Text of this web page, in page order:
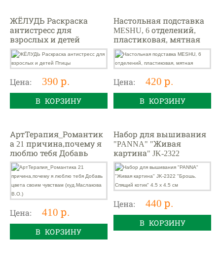
ЖЁЛУДЬ Раскраска
антистресс для
взрослых и детей
Птицы
Цена: 390 р.
В КОРЗИНУ
Настольная подставка
MESHU, 6 отделений,
пластиковая, мятная
Цена: 420 р.
В КОРЗИНУ
АртТерапия_Романтик
а 21 причина,почему я
люблю тебя Добавь
цвета своим чувствам
(худ.Маслакова В.О.)
Цена: 410 р.
В КОРЗИНУ
Набор для вышивания
"PANNA" "Живая
картина" JK-2322
"Брошь. Спящий котик"
4.5 х 4.5 см
Цена: 440 р.
В КОРЗИНУ